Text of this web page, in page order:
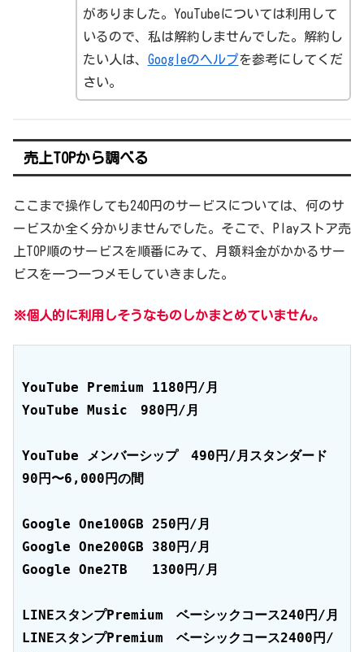
がありました。YouTubeについては利用して
いるので、私は解約しませんでした。解約し
たい人は、 Googleのヘルプを参考にしてくだ
さい。
売上TOPから調べる
ここまで操作しても240円のサービスについては、何のサ
ービスか全く分かりませんでした。そこで、Playストア売
上TOP順のサービスを順番にみて、月額料金がかかるサー
ビスを一つ一つメモしていきました。
※個人的に利用しそうなものしかまとめていません。
YouTube Premium 1180円/月
YouTube Music　980円/月
YouTube メンバーシップ　490円/月スタンダード
90円〜6,000円の間
Google One100GB 250円/月
Google One200GB 380円/月
Google One2TB   1300円/月
LINEスタンプPremium　ベーシックコース240円/月
LINEスタンプPremium　ベーシックコース2400円/